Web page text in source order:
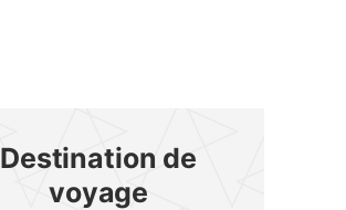
Destination de
voyage